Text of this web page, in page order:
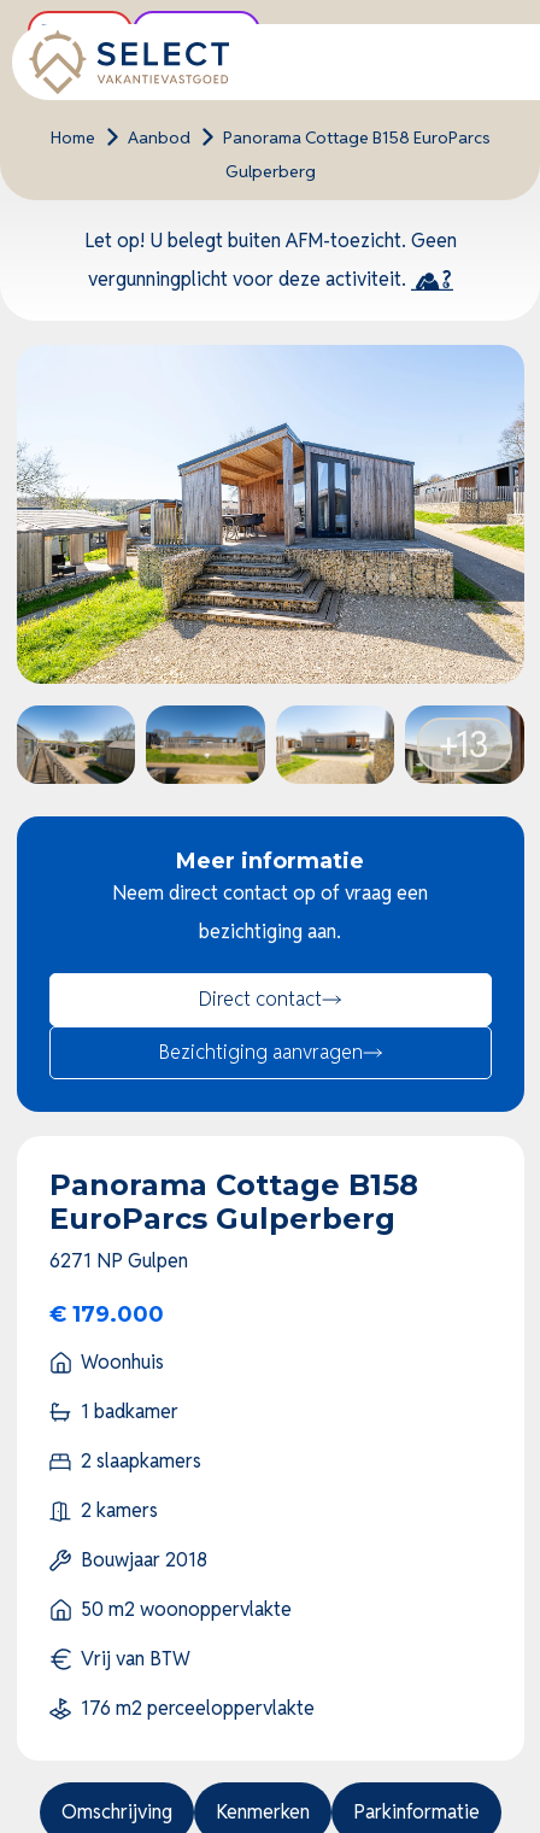
Home > Aanbod > Panorama Cottage B158 EuroParcs
Gulperberg
Let op! U belegt buiten AFM-toezicht. Geen
vergunningplicht voor deze activiteit.
Buitenkans
Panorama Cottage B158
EuroParcs Gulperberg
6271 NP Gulpen
€ 179.000
Woonhuis
1 badkamer
2 slaapkamers
2 kamers
Bouwjaar 2018
50 m2 woonoppervlakte
Vrij van BTW
176 m2 perceeloppervlakte
Omschrijving Kenmerken Parkinformatie
Meer informatie
Neem direct contact op of vraag een
bezichtiging aan.
Direct contact
Bezichtiging aanvragen